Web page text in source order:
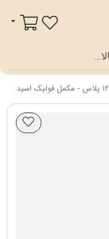
سبد خرید